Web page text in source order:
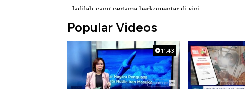
Popular Videos
11:43